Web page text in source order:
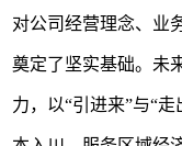
对公司经营理念、业
奠定了坚实基础。未
力，以“引进来”与“走